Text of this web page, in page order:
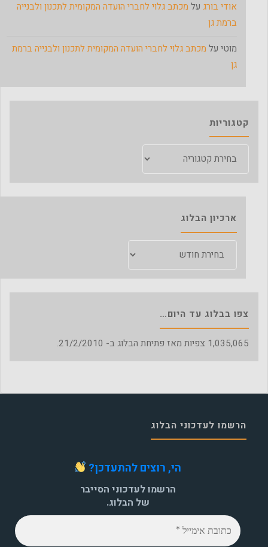
אודי בורג על מכתב גלוי לחברי הועדה המקומית לתכנון ולבנייה
ברמת גן
מוטי על מכתב גלוי לחברי הועדה המקומית לתכנון ולבנייה ברמת
גן
קטגוריות
ארכיון הבלוג
צפו בבלוג עד היום…
1,035,065 צפיות מאז פתיחת הבלוג ב- 21/2/2010.
הרשמו לעדכוני הבלוג
הי, רוצים להתעדכן?
הרשמו לעדכוני הסייבר
של הבלוג.